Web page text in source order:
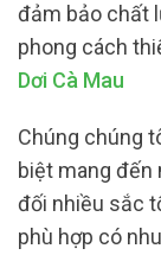
đảm bảo chất
phong cách
Dơi Cà Mau
Chúng chúng
biệt mang đến
đối nhiều sắc
phù hợp có